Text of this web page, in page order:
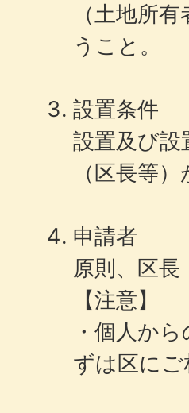
（土地所
うこと。
設置条件
設置及び
（区長等
申請者
原則、区長
【注意】
・個人か
ずは区にご